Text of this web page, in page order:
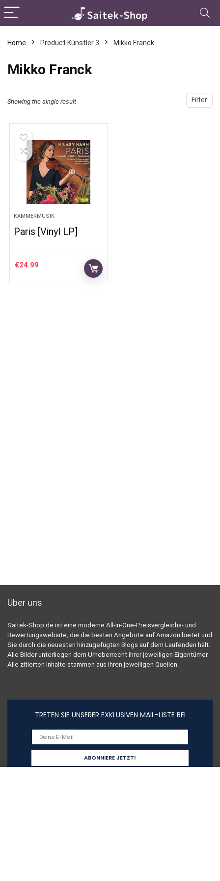
Home Product Künstler 3 Mikko Franck
Mikko Franck
Filter
Showing the single result
KAMMERMUSIK
Paris [Vinyl LP]
€24.99
Über uns
Saitek-Shop.de ist eine moderne All-in-One-Preisvergleichs- und
Bewertungswebsite, die die besten Angebote auf Amazon bietet und
Sie durch die neuesten hinzugefügten Blogs auf dem Laufenden hält.
Alle Bilder unterliegen dem Urheberrecht ihrer jeweiligen Eigentümer.
Alle zitierten Inhalte stammen aus ihren jeweiligen Quellen.
TRETEN SIE UNSERER EXKLUSIVEN MAIL-LISTE BEI